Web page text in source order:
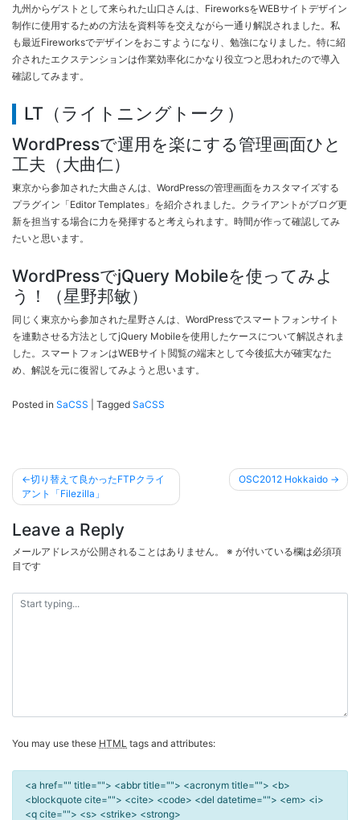
九州からゲストとして来られた山口さんは、FireworksをWEBサイトデザイン
制作に使用するための方法を資料等を交えながら一通り解説されました。私
も最近Fireworksでデザインをおこすようになり、勉強になりました。特に紹
介されたエクステンションは作業効率化にかなり役立つと思われたので導入
確認してみます。
LT（ライトニングトーク）
WordPressで運用を楽にする管理画面ひと
工夫（大曲仁）
東京から参加された大曲さんは、WordPressの管理画面をカスタマイズする
プラグイン「Editor Templates」を紹介されました。クライアントがブログ更
新を担当する場合に力を発揮すると考えられます。時間が作って確認してみ
たいと思います。
WordPressでjQuery Mobileを使ってみよ
う！（星野邦敏）
同じく東京から参加された星野さんは、WordPressでスマートフォンサイト
を連動させる方法としてjQuery Mobileを使用したケースについて解説されま
した。スマートフォンはWEBサイト閲覧の端末として今後拡大が確実なた
め、解説を元に復習してみようと思います。
Posted in SaCSS Tagged SaCSS
投
稿
ビ
ゲ
ー
シ
切り替えて良かったFTPクライ
アント「Filezilla」
OSC2012 Hokkaido
Leave a Reply
メールアドレスが公開されることはありません。 ※ が付いている欄は必須項
目です
You may use these HTML tags and attributes:
<a href="" title=""> <abbr title=""> <acronym title=""> <b>
<blockquote cite=""> <cite> <code> <del datetime=""> <em> <i>
<q cite=""> <s> <strike> <strong>